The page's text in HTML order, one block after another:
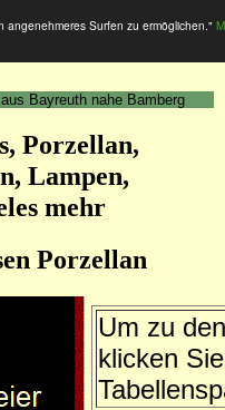
Surfen zu ermöglichen."
Bayreuth nahe Bamberg
Porzellan,
Lampen,
mehr
Porzellan
Um zu
klicken